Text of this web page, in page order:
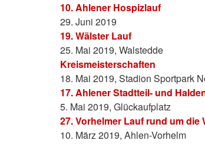
10. Ahlener Hospizlauf
29. Juni 2019
19. Wälster Lauf
25. Mai 2019, Walstedde
Kreismeisterschaften
18. Mai 2019, Stadion Sportpark
17. Ahlener Stadtteil- und
5. Mai 2019, Glückaufplatz
27. Vorhelmer Lauf rund um die
10. März 2019, Ahlen-Vorhelm